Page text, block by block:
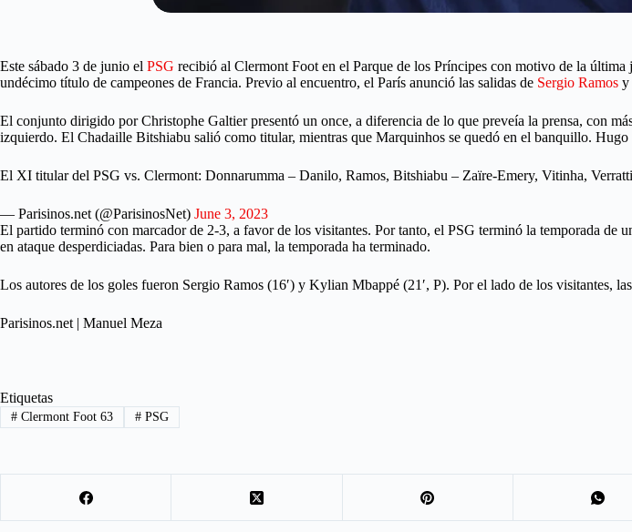
Este sábado 3 de junio el PSG recibió al Clermont Foot en el Parque de los Príncipes con motivo de la
undécimo título de campeones de Francia. Previo al encuentro, el París anunció las salidas de Sergio Ramos y
El conjunto dirigido por Christophe Galtier presentó un once, a diferencia de lo que preveía la prensa, con
izquierdo. El Chadaille Bitshiabu salió como titular, mientras que Marquinhos se quedó en el banquillo.
El XI titular del PSG vs. Clermont: Donnarumma – Danilo, Ramos, Bitshiabu – Zaïre-Emery, Vitinha,
— Parisinos.net (@ParisinosNet) June 3, 2023
El partido terminó con marcador de 2-3, a favor de los visitantes. Por tanto, el PSG terminó la temporada
en ataque desperdiciadas. Para bien o para mal, la temporada ha terminado.
Los autores de los goles fueron Sergio Ramos (16′) y Kylian Mbappé (21′, P). Por el lado de los visitantes,
Parisinos.net | Manuel Meza
Etiquetas
#Clermont Foot 63 #PSG